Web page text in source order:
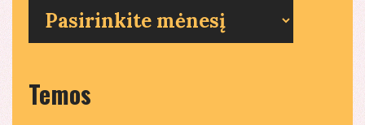
straipsniai
Temos